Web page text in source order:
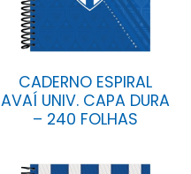
CADERNO ESPIRAL
AVAÍ UNIV. CAPA DURA
– 240 FOLHAS